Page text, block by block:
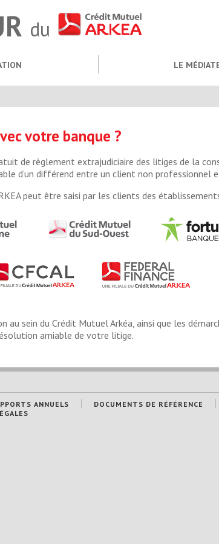
du
LE
votre banque ?
de règlement extrajudiciaire des litiges de la
d’un différend entre un client non professionnel
peut être saisi par les clients des
au sein du Crédit Mutuel Arkéa, ainsi que les
amiable de votre litige.
ANNUELS DOCUMENTS DE RÉFÉRENCE